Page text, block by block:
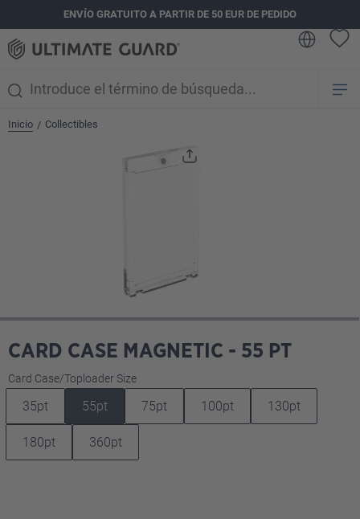
principalENVÍO GRATUITO A PARTIR DE 50 EUR DE PEDIDO
Inicio / Collectibles
CARD CASE MAGNETIC - 55 PT
Seleccione
Card Case/Toploader Size
35pt 55pt 75pt 100pt 130pt
180pt 360pt